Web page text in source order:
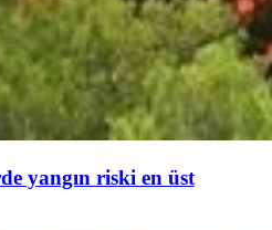
yangın riski en üst